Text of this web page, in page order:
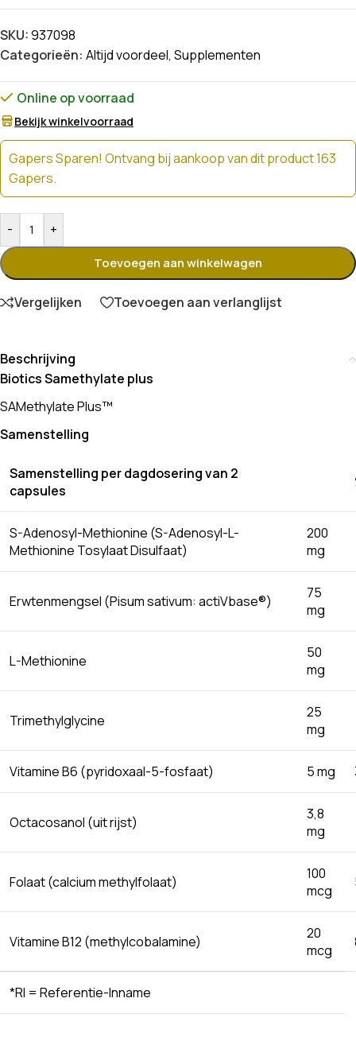
SKU:937098
Categorieën: Altijd voordeel, Supplementen
Online op voorraad
Bekijk winkelvoorraad
Gapers Sparen! Ontvang bij aankoop van dit product 163
Gapers.
- +
Toevoegen aan winkelwagen
Vergelijken Toevoegen aan verlanglijst
Beschrijving
Biotics Samethylate plus
SAMethylate Plus™
Samenstelling
Samenstelling per dagdosering van 2
capsules
S-Adenosyl-Methionine (S-Adenosyl-L-
Methionine Tosylaat Disulfaat)
200
mg
Erwtenmengsel (Pisum sativum: actiVbase®)
75
mg
L-Methionine
50
mg
Trimethylglycine
25
mg
Vitamine B6 (pyridoxaal-5-fosfaat) 5 mg
Octacosanol (uit rijst)
3,8
mg
Folaat (calcium methylfolaat)
100
mcg
Vitamine B12 (methylcobalamine)
20
mcg
*RI = Referentie-Inname